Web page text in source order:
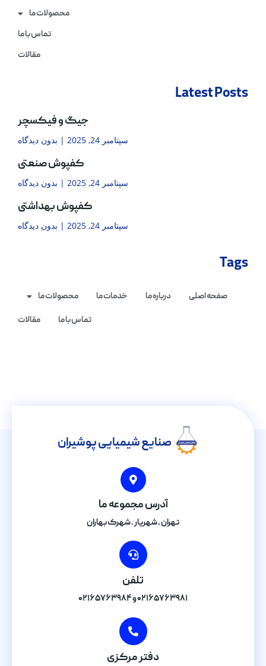
محصولات ما
تماس با ما
مقالات
Latest Posts
جیگ و فیکسچر
سپتامبر 24, 2025 بدون دیدگاه
کفپوش صنعتی
سپتامبر 24, 2025 بدون دیدگاه
کفپوش بهداشتی
سپتامبر 24, 2025 بدون دیدگاه
Tags
صفحه اصلی درباره ما خدمات ما
محصولات ما
تماس با ما
مقالات
صنایع شیمیایی پوشیران
آدرس مجموعه ما
تهران , شهریار . شهرک بهاران
تلفن
۰۲۱۶۵۷۶۳۹۸۱ و ۰۲۱۶۵۷۶۳۹۸۴
دفتر مرکزی